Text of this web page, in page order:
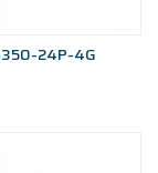
24P-4G